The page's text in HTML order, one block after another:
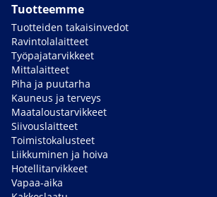
Tuotteemme
Tuotteiden takaisinvedot
Ravintolalaitteet
Työpajatarvikkeet
Mittalaitteet
Piha ja puutarha
Kauneus ja terveys
Maataloustarvikkeet
Siivouslaitteet
Toimistokalusteet
Liikkuminen ja hoiva
Hotellitarvikkeet
Vapaa-aika